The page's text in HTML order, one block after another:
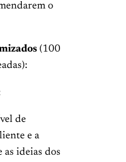
o
(100
de
e a
as ideias dos